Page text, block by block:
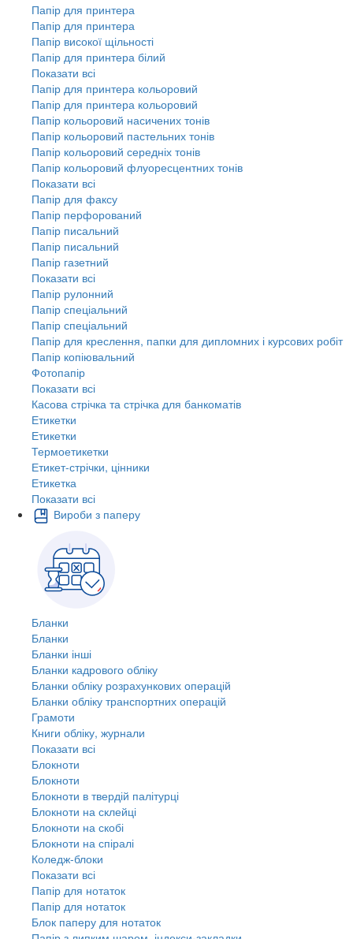
Папір для принтера
Папір для принтера
Папір високої щільності
Папір для принтера білий
Показати всі
Папір для принтера кольоровий
Папір для принтера кольоровий
Папір кольоровий насичених тонів
Папір кольоровий пастельних тонів
Папір кольоровий середніх тонів
Папір кольоровий флуоресцентних тонів
Показати всі
Папір для факсу
Папір перфорований
Папір писальний
Папір писальний
Папір газетний
Показати всі
Папір рулонний
Папір спеціальний
Папір спеціальний
Папір для креслення, папки для дипломних і курсових робіт
Папір копіювальний
Фотопапір
Показати всі
Касова стрічка та стрічка для банкоматів
Етикетки
Етикетки
Термоетикетки
Етикет-стрічки, цінники
Етикетка
Показати всі
Вироби з паперу
Бланки
Бланки
Бланки інші
Бланки кадрового обліку
Бланки обліку розрахункових операцій
Бланки обліку транспортних операцій
Грамоти
Книги обліку, журнали
Показати всі
Блокноти
Блокноти
Блокноти в твердій палітурці
Блокноти на склейці
Блокноти на скобі
Блокноти на спіралі
Коледж-блоки
Показати всі
Папір для нотаток
Папір для нотаток
Блок паперу для нотаток